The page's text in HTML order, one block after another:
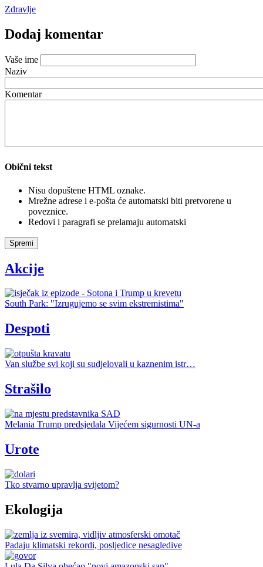
Zdravlje
Dodaj komentar
Vaše ime
Naziv
Komentar
Obični tekst
Nisu dopuštene HTML oznake.
Mrežne adrese i e-pošta će automatski biti pretvorene u
poveznice.
Redovi i paragrafi se prelamaju automatski
Spremi
Akcije
South Park: "Izrugujemo se svim ekstremistima"
Despoti
Van službe svi koji su sudjelovali u kaznenim istr…
Strašilo
Melania Trump predsjedala Vijećem sigurnosti UN-a
Urote
Tko stvarno upravlja svijetom?
Ekologija
Padaju klimatski rekordi, posljedice nesagledive